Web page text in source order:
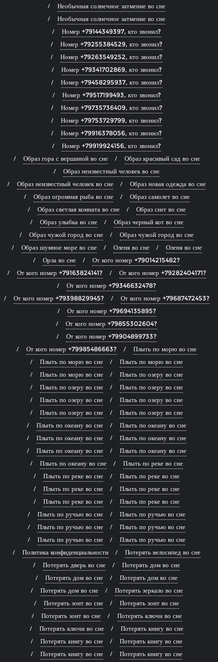
Необычная солнечное затмение во сне
Необычная солнечное затмение во сне
Номер +79144349397, кто звонил?
Номер +79255384529, кто звонил?
Номер +79263549252, кто звонил?
Номер +79341702869, кто звонил?
Номер +79458295937, кто звонил?
Номер +79517199493, кто звонил?
Номер +79735736409, кто звонил?
Номер +79753729799, кто звонил?
Номер +79916378056, кто звонил?
Номер +79919924156, кто звонил?
Образ гора с вершиной во сне
Образ красивый сад во сне
Образ неизвестный человек во сне
Образ неизвестный человек во сне
Образ новая одежда во сне
Образ огромная рыба во сне
Образ самолет во сне
Образ светлая комната во сне
Образ снег во сне
Образ улыбка во сне
Образ черный кот во сне
Образ чужой город во сне
Образ чужой город во сне
Образ шумное море во сне
Оленя во сне
Оленя во сне
Орла во сне
От кого номер +79014215482?
От кого номер +79163824141?
От кого номер +79282404171?
От кого номер +79346632478?
От кого номер +79398829945?
От кого номер +79687472453?
От кого номер +79694135895?
От кого номер +79855302604?
От кого номер +79904899733?
От кого номер +79985486663?
Плыть по морю во сне
Плыть по морю во сне
Плыть по морю во сне
Плыть по морю во сне
Плыть по озеру во сне
Плыть по озеру во сне
Плыть по озеру во сне
Плыть по озеру во сне
Плыть по озеру во сне
Плыть по озеру во сне
Плыть по озеру во сне
Плыть по океану во сне
Плыть по океану во сне
Плыть по океану во сне
Плыть по океану во сне
Плыть по океану во сне
Плыть по океану во сне
Плыть по океану во сне
Плыть по реке во сне
Плыть по реке во сне
Плыть по реке во сне
Плыть по реке во сне
Плыть по реке во сне
Плыть по реке во сне
Плыть по реке во сне
Плыть по ручью во сне
Плыть по ручью во сне
Плыть по ручью во сне
Плыть по ручью во сне
Плыть по ручью во сне
Плыть по ручью во сне
Политика конфиденциальности
Потерять велосипед во сне
Потерять дверь во сне
Потерять дом во сне
Потерять дом во сне
Потерять дом во сне
Потерять дом во сне
Потерять зеркало во сне
Потерять зонт во сне
Потерять зонт во сне
Потерять зонт во сне
Потерять ключи во сне
Потерять ключи во сне
Потерять книгу во сне
Потерять книгу во сне
Потерять книгу во сне
Потерять книгу во сне
Потерять книгу во сне